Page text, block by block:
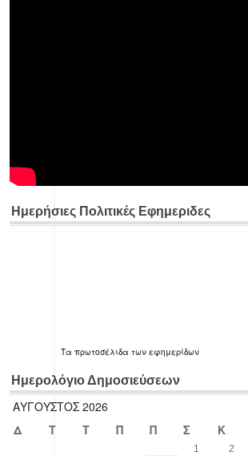
Ημερήσιες Πολιτικές Εφημεριδες
Τα πρωτοσέλιδα των εφημερίδων
Ημερολόγιο Δημοσιεύσεων
ΑΎΓΟΥΣΤΟΣ 2026
Δ
Τ Τ Π Π Σ Κ
1
2